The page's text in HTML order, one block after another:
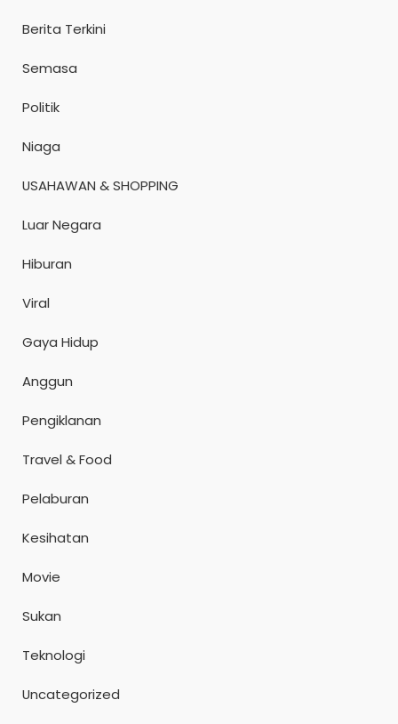
Berita Terkini
Semasa
Politik
Niaga
USAHAWAN & SHOPPING
Luar Negara
Hiburan
Viral
Gaya Hidup
Anggun
Pengiklanan
Travel & Food
Pelaburan
Kesihatan
Movie
Sukan
Teknologi
Uncategorized